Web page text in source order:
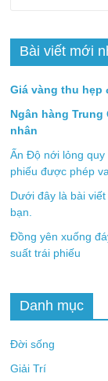
Bài viết mới
Giá vàng thu hẹp
Ngân hàng
nhân
Ấn Độ nới lỏng
phiếu được phép
Dưới đây là bài
bạn.
Đồng yên xuống
suất trái phiếu
Danh mục
Đời sống
Giải Trí